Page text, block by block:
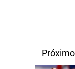
Próximo